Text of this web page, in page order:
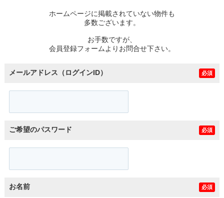
ホームページに掲載されていない物件も
多数ございます。
お手数ですが、
会員登録フォームよりお問合せ下さい。
メールアドレス（ログインID） 必須
ご希望のパスワード 必須
お名前 必須